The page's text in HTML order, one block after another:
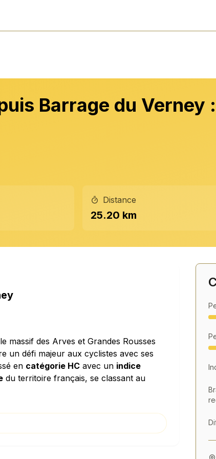
Barrage du Verney
Distance
25.20 km
massif des Arves et Grandes Rousses
un défi majeur aux cyclistes avec ses
en catégorie HC avec un indice
du territoire français, se classant au
de 4.57%, ce qui en fait une